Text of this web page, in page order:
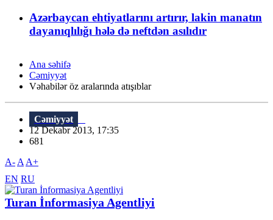
Azərbaycan ehtiyatlarını artırır, lakin manatın
dayanıqlılığı hələ də neftdən asılıdır
Ana səhifə
Cəmiyyət
Vəhabilər öz aralarında atışıblar
Cəmiyyət
12 Dekabr 2013, 17:35
681
A- A A+
EN RU
Turan İnformasiya Agentliyi